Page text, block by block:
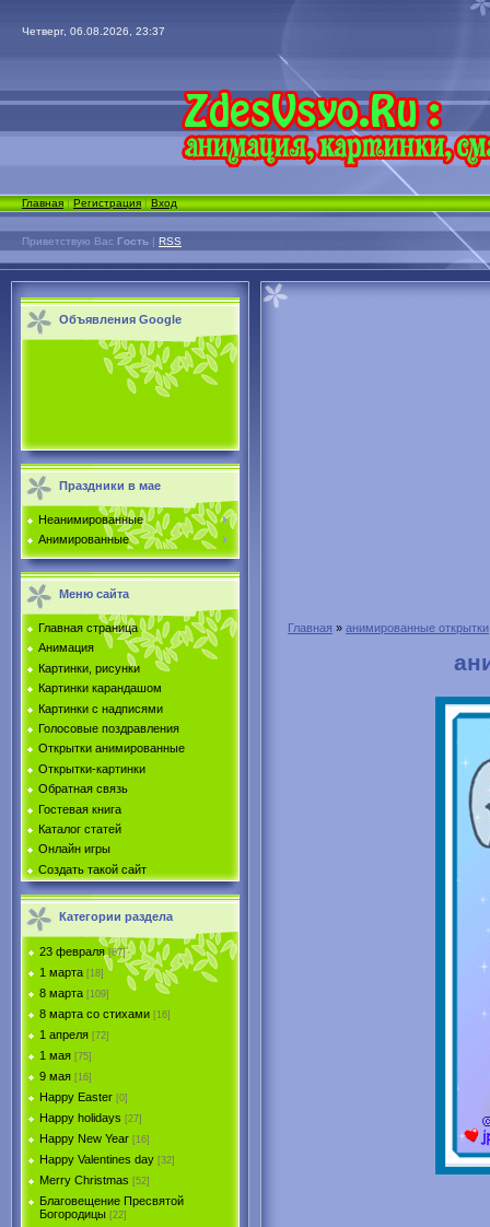
Четверг, 06.08.2026, 23:37
Главная|Регистрация|Вход
Приветствую Вас Гость | RSS
Объявления Google
Праздники в мае
Неанимированные
Анимированные
Меню сайта
Главная страница
Анимация
Картинки, рисунки
Картинки карандашом
Картинки с надписями
Голосовые поздравления
Открытки анимированные
Открытки-картинки
Обратная связь
Гостевая книга
Каталог статей
Онлайн игры
Создать такой сайт
Категории раздела
23 февраля [67]
1 марта [18]
8 марта [109]
8 марта со стихами [16]
1 апреля [72]
1 мая [75]
9 мая [16]
Happy Easter [0]
Happy holidays [27]
Happy New Year [16]
Happy Valentines day [32]
Merry Christmas [52]
Благовещение Пресвятой
Богородицы [22]
Главная » анимированные открытки